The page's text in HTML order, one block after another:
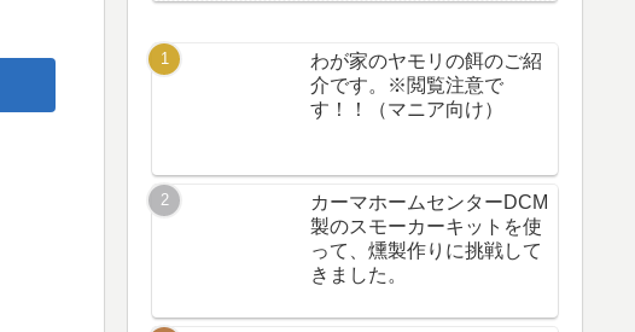
わが家のヤモリの餌のご紹
介です。※閲覧注意で
す！！（マニア向け）
カーマホームセンターDCM
製のスモーカーキットを使
って、燻製作りに挑戦して
きました。